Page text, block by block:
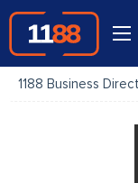
1188 Business